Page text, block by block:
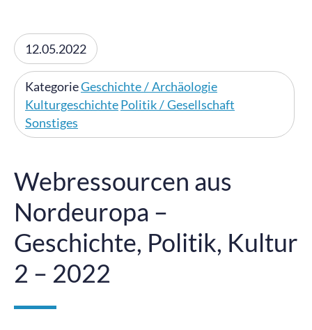
12.05.2022
KategorieGeschichte / Archäologie
KulturgeschichtePolitik / Gesellschaft
Sonstiges
Webressourcen aus
Nordeuropa –
Geschichte, Politik, Kultur
2 – 2022